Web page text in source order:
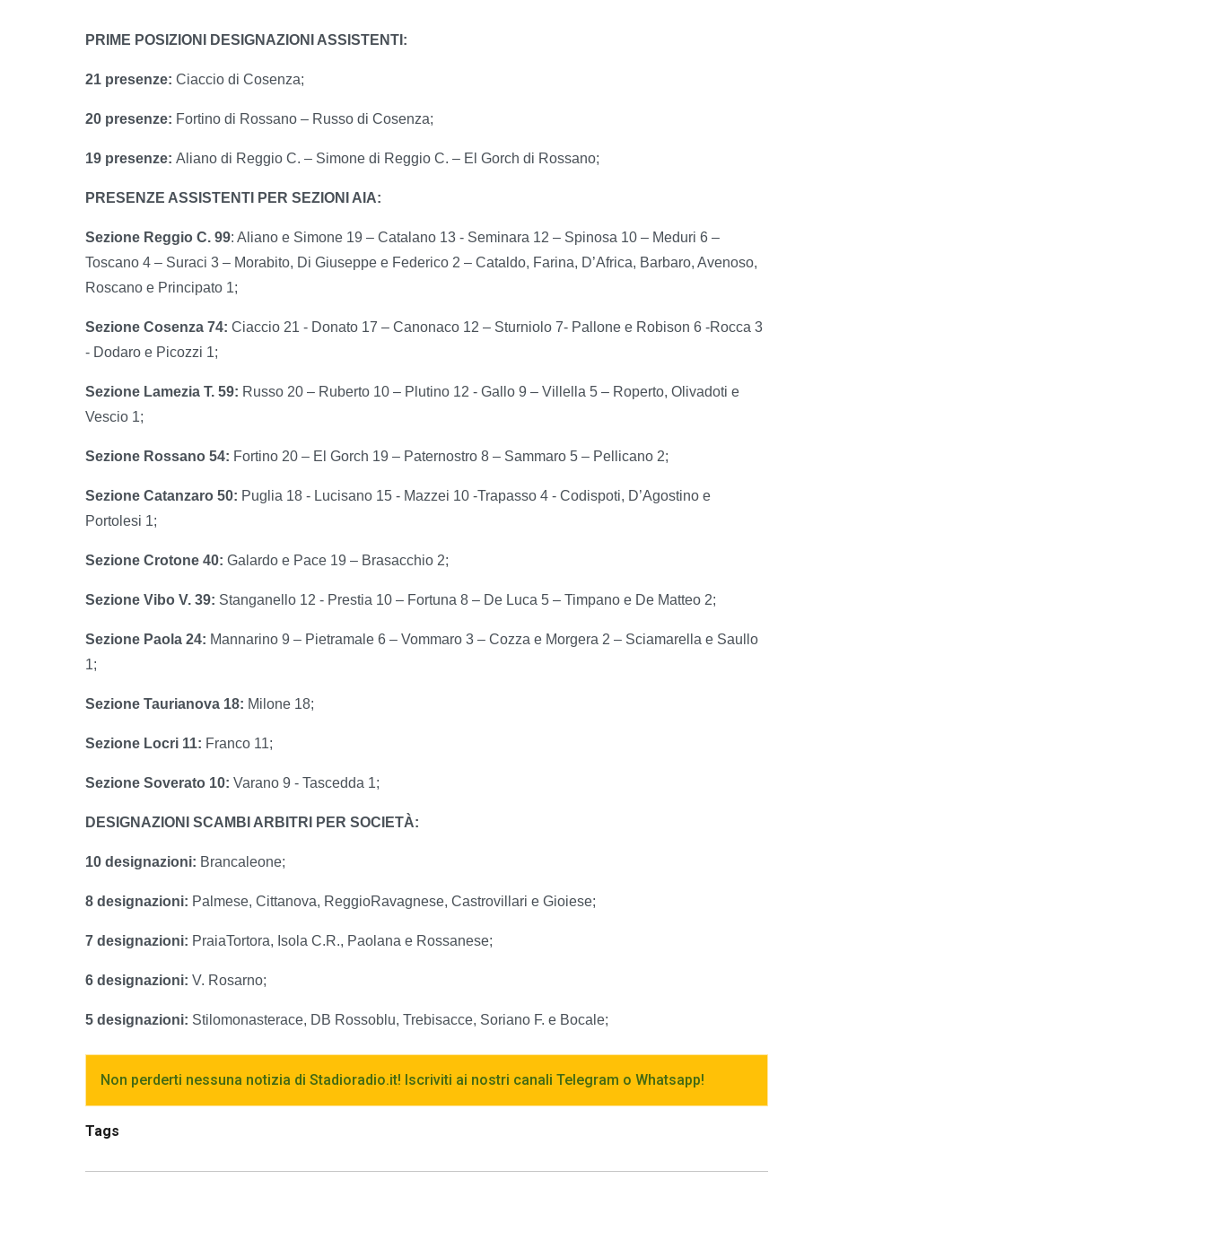
PRIME POSIZIONI DESIGNAZIONI ASSISTENTI:
21 presenze: Ciaccio di Cosenza;
20 presenze: Fortino di Rossano – Russo di Cosenza;
19 presenze: Aliano di Reggio C. – Simone di Reggio C. – El Gorch di Rossano;
PRESENZE ASSISTENTI PER SEZIONI AIA:
Sezione Reggio C. 99: Aliano e Simone 19 – Catalano 13 - Seminara 12 – Spinosa 10 – Meduri 6 –
Toscano 4 – Suraci 3 – Morabito, Di Giuseppe e Federico 2 – Cataldo, Farina, D’Africa, Barbaro, Avenoso,
Roscano e Principato 1;
Sezione Cosenza 74: Ciaccio 21 - Donato 17 – Canonaco 12 – Sturniolo 7- Pallone e Robison 6 -Rocca 3
- Dodaro e Picozzi 1;
Sezione Lamezia T. 59: Russo 20 – Ruberto 10 – Plutino 12 - Gallo 9 – Villella 5 – Roperto, Olivadoti e
Vescio 1;
Sezione Rossano 54: Fortino 20 – El Gorch 19 – Paternostro 8 – Sammaro 5 – Pellicano 2;
Sezione Catanzaro 50: Puglia 18 - Lucisano 15 - Mazzei 10 -Trapasso 4 - Codispoti, D’Agostino e
Portolesi 1;
Sezione Crotone 40: Galardo e Pace 19 – Brasacchio 2;
Sezione Vibo V. 39: Stanganello 12 - Prestia 10 – Fortuna 8 – De Luca 5 – Timpano e De Matteo 2;
Sezione Paola 24: Mannarino 9 – Pietramale 6 – Vommaro 3 – Cozza e Morgera 2 – Sciamarella e Saullo
1;
Sezione Taurianova 18: Milone 18;
Sezione Locri 11: Franco 11;
Sezione Soverato 10: Varano 9 - Tascedda 1;
DESIGNAZIONI SCAMBI ARBITRI PER SOCIETÀ:
10 designazioni: Brancaleone;
8 designazioni: Palmese, Cittanova, ReggioRavagnese, Castrovillari e Gioiese;
7 designazioni: PraiaTortora, Isola C.R., Paolana e Rossanese;
6 designazioni: V. Rosarno;
5 designazioni: Stilomonasterace, DB Rossoblu, Trebisacce, Soriano F. e Bocale;
Non perderti nessuna notizia di Stadioradio.it! Iscriviti ai nostri canali Telegram o Whatsapp!
Tags